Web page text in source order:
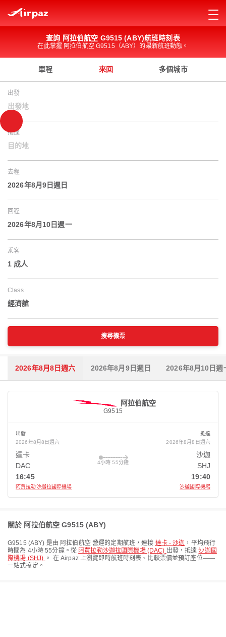
查詢 阿拉伯航空 G9515 (ABY)航班時刻表
在此掌握 阿拉伯航空 G9515（ABY）的最新航班動態。
單程 來回 多個城市
出發
出發地
抵達
目的地
去程
2026年8月9日週日
回程
2026年8月10日週一
乘客
1 成人
Class
經濟艙
搜尋機票
2026年8月8日週六 2026年8月9日週日 2026年8月10日週
阿拉伯航空
G9515
出發
2026年8月8日週六
達卡
DAC
16:45
阿賈拉勒沙迦拉國際機場
4小時 55分鐘
抵達
2026年8月8日週六
沙迦
SHJ
19:40
沙迦國際機場
關於 阿拉伯航空 G9515 (ABY)
G9515 (ABY) 是由 阿拉伯航空營運的定期航班，連接 達卡 - 沙迦 ，平均飛行
時間為 4小時 55分鐘。從 阿賈拉勒沙迦拉國際機場 (DAC) 出發，抵達沙迦國
際機場 (SHJ) 。 在 Airpaz 上瀏覽即時航班時刻表、比較票價並預訂座位——
一站式搞定。